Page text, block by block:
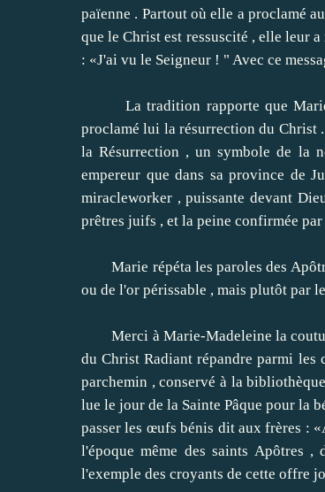
païenne . Partout où elle a proclamé
que le Christ est ressuscité , elle leur
: «J'ai vu le Seigneur ! " Avec ce
La tradition rapporte que Marie-
proclamé lui la résurrection du Christ .
la Résurrection , un symbole de la
empereur que dans sa province de
miracleworker , puissante devant
prêtres juifs , et la peine confirmée
Marie répéta les paroles des
ou de l'or périssable , mais plutôt par
Merci à Marie-Madeleine la
du Christ Radiant répandre parmi les
parchemin , conservé à la
lue le jour de la Sainte Pâque pour la
passer les œufs bénis dit aux frères :
l'époque même des saints Apôtres
l'exemple des croyants de cette offre